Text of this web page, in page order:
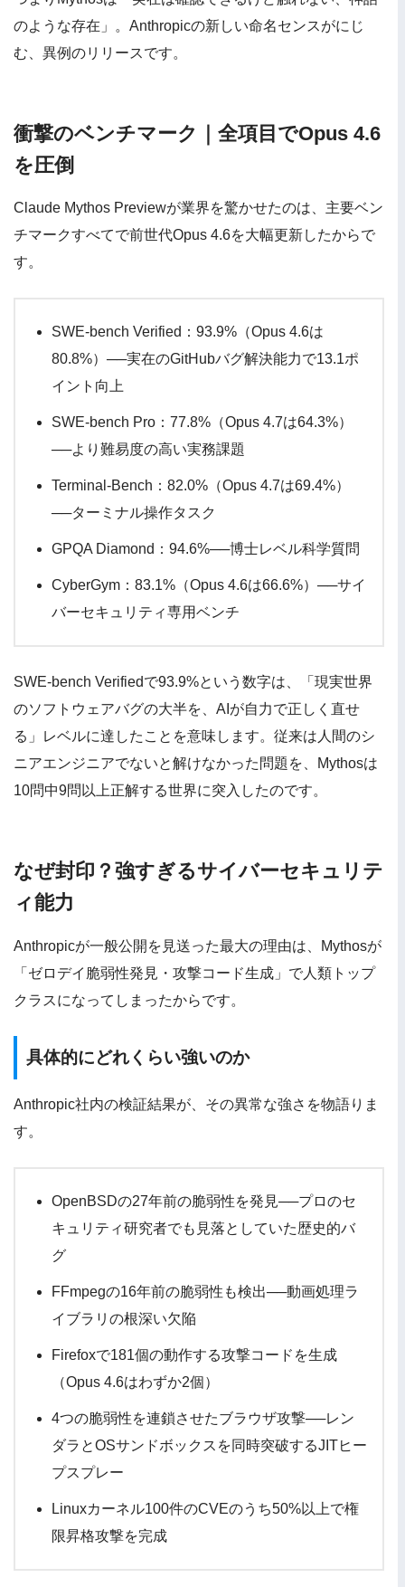
のような存在」。Anthropicの新しい命名センスがにじ
む、異例のリリースです。
衝撃のベンチマーク｜全項目でOpus 4.6
を圧倒
Claude Mythos Previewが業界を驚かせたのは、主要ベン
チマークすべてで前世代Opus 4.6を大幅更新したからで
す。
SWE-bench Verified：93.9%（Opus 4.6は
80.8%）──実在のGitHubバグ解決能力で13.1ポ
イント向上
SWE-bench Pro：77.8%（Opus 4.7は64.3%）
──より難易度の高い実務課題
Terminal-Bench：82.0%（Opus 4.7は69.4%）
──ターミナル操作タスク
GPQA Diamond：94.6%──博士レベル科学質問
CyberGym：83.1%（Opus 4.6は66.6%）──サイ
バーセキュリティ専用ベンチ
SWE-bench Verifiedで93.9%という数字は、「現実世界
のソフトウェアバグの大半を、AIが自力で正しく直せ
る」レベルに達したことを意味します。従来は人間のシ
ニアエンジニアでないと解けなかった問題を、Mythosは
10問中9問以上正解する世界に突入したのです。
なぜ封印？強すぎるサイバーセキュリテ
ィ能力
Anthropicが一般公開を見送った最大の理由は、Mythosが
「ゼロデイ脆弱性発見・攻撃コード生成」で人類トップ
クラスになってしまったからです。
具体的にどれくらい強いのか
Anthropic社内の検証結果が、その異常な強さを物語りま
す。
OpenBSDの27年前の脆弱性を発見──プロのセ
キュリティ研究者でも見落としていた歴史的バ
グ
FFmpegの16年前の脆弱性も検出──動画処理ラ
イブラリの根深い欠陥
Firefoxで181個の動作する攻撃コードを生成
（Opus 4.6はわずか2個）
4つの脆弱性を連鎖させたブラウザ攻撃──レン
ダラとOSサンドボックスを同時突破するJITヒー
プスプレー
Linuxカーネル100件のCVEのうち50%以上で権
限昇格攻撃を完成